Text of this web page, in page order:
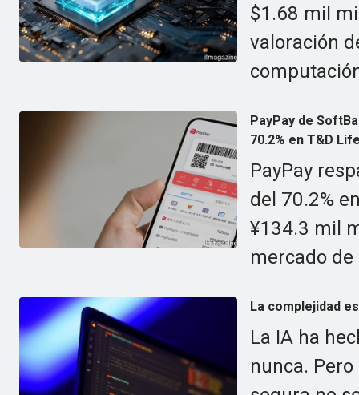
$1.68 mil
valoración
PayPay de
70.2% en T&D
PayPay
del 70.2%
¥134.3 mil
mercado
La complejidad
La IA ha
nunca.